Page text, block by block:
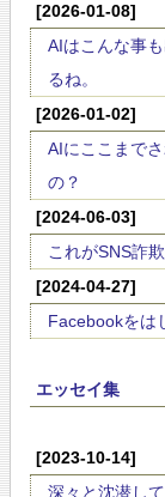
[2026-01-08]
AIはこんな事
るね。
[2026-01-02]
AIにここまで
の？
[2024-06-03]
これがSNS詐
[2024-04-27]
Facebookをは
エッセイ集
[2023-10-14]
深々と沈潜し